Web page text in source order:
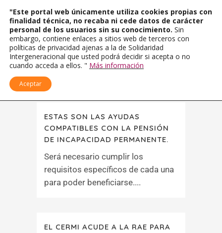
ESTAS SON LAS AYUDAS
COMPATIBLES CON LA PENSIÓN
DE INCAPACIDAD PERMANENTE.
Será necesario cumplir los
requisitos específicos de cada una
para poder beneficiarse....
EL CERMI ACUDE A LA RAE PARA
"Este portal web únicamente utiliza cookies propias con
finalidad técnica, no recaba ni cede datos de carácter
personal de los usuarios sin su conocimiento. Sin
embargo, contiene enlaces a sitios web de terceros con
políticas de privacidad ajenas a la de Solidaridad
Intergeneracional que usted podrá decidir si acepta o no
cuando acceda a ellos. " Más información
Aceptar